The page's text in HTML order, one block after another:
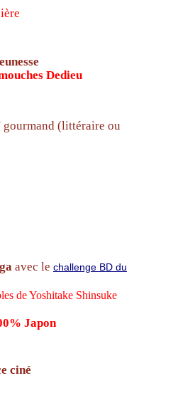
Dedieu
gourmand (littéraire ou
avec le challenge BD du
de Yoshitake Shinsuke
Japon
ciné